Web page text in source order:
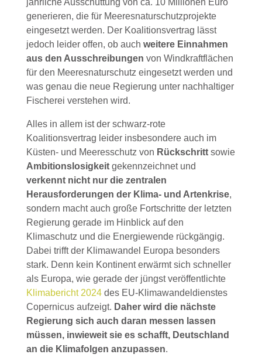
jährliche Ausschüttung von ca. 10 Millionen Euro
generieren, die für Meeresnaturschutzprojekte
eingesetzt werden. Der Koalitionsvertrag lässt
jedoch leider offen, ob auch weitere Einnahmen
aus den Ausschreibungen von Windkraftflächen
für den Meeresnaturschutz eingesetzt werden und
was genau die neue Regierung unter nachhaltiger
Fischerei verstehen wird.
Alles in allem ist der schwarz-rote
Koalitionsvertrag leider insbesondere auch im
Küsten- und Meeresschutz von Rückschrittsowie
Ambitionslosigkeitgekennzeichnet und
verkennt nicht nur die zentralen
Herausforderungen der Klima- und Artenkrise,
sondern macht auch große Fortschritte der letzten
Regierung gerade im Hinblick auf den
Klimaschutz und die Energiewende rückgängig.
Dabei trifft der Klimawandel Europa besonders
stark. Denn kein Kontinent erwärmt sich schneller
als Europa, wie gerade der jüngst veröffentlichte
Klimabericht 2024des EU-Klimawandeldienstes
Copernicus aufzeigt. Daher wird die nächste
Regierung sich auch daran messen lassen
müssen, inwieweit sie es schafft, Deutschland
an die Klimafolgen anzupassen.